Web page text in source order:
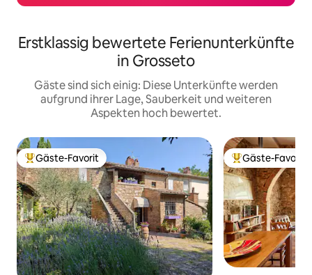
Erstklassig bewertete Ferienunterkünfte
in Grosseto
Gäste sind sich einig: Diese Unterkünfte werden
aufgrund ihrer Lage, Sauberkeit und weiteren
Aspekten hoch bewertet.
Beliebter Gäste-Favorit.
Gäste-Favorit Beliebter Gäste-
Gäste-Favorit